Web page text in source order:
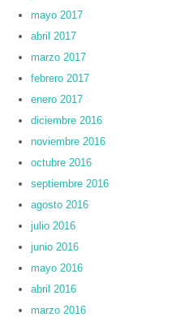
mayo 2017
abril 2017
marzo 2017
febrero 2017
enero 2017
diciembre 2016
noviembre 2016
octubre 2016
septiembre 2016
agosto 2016
julio 2016
junio 2016
mayo 2016
abril 2016
marzo 2016